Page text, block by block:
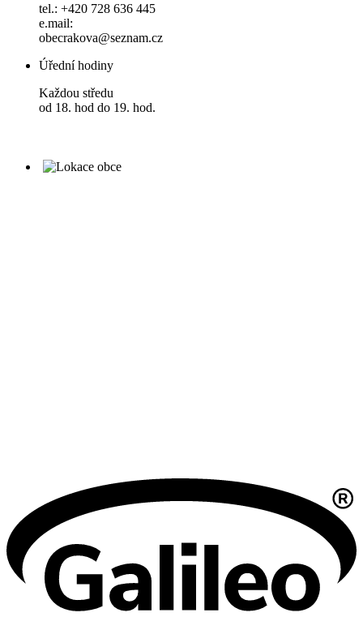
tel.: +420 728 636 445
e.mail:
obecrakova@seznam.cz
Úřední hodiny
Každou středu
od 18. hod do 19. hod.